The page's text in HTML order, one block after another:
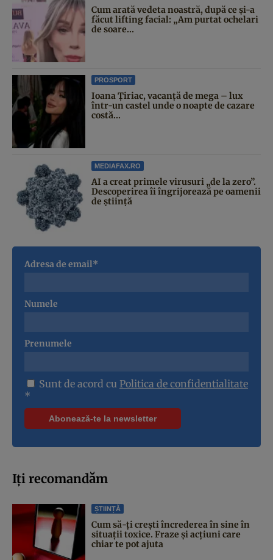
Cum arată vedeta noastră, după ce și-a
făcut lifting facial: „Am purtat ochelari
de soare...
PROSPORT
Ioana Țiriac, vacanță de mega – lux
într-un castel unde o noapte de cazare
costă...
MEDIAFAX.RO
AI a creat primele virusuri „de la zero”.
Descoperirea îi îngrijorează pe oamenii
de știință
Adresa de email*
Numele
Prenumele
Sunt de acord cu Politica de confidentialitate
*
Iți recomandăm
ȘTIINȚĂ
Cum să-ți crești încrederea în sine în
situații toxice. Fraze și acțiuni care
chiar te pot ajuta